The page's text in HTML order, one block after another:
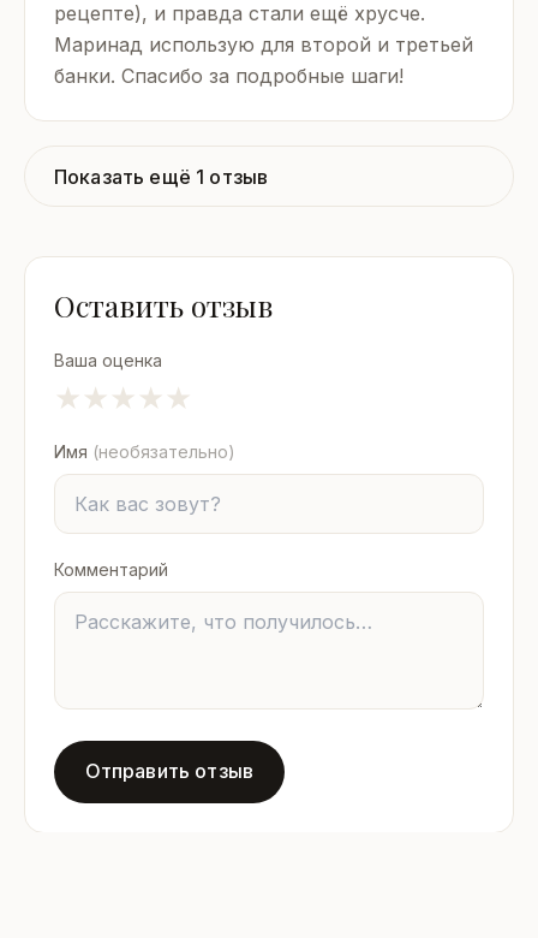
рецепте), и правда стали ещё хрусче.
Маринад использую для второй и третьей
банки. Спасибо за подробные шаги!
Показать ещё 1 отзыв
Оставить отзыв
Ваша оценка
★
★
★
★
★
Имя (необязательно)
Комментарий
Отправить отзыв